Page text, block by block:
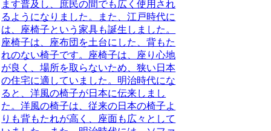
ます普及し、庶民の間でも広く使用され
るようになりました。また、江戸時代に
は、座椅子という家具も誕生しました。
座椅子は、座布団を土台にした、背もた
れのない椅子です。座椅子は、座り心地
が良く、場所を取らないため、狭い日本
の住宅に適していました。明治時代にな
ると、洋風の椅子が日本に伝来しまし
た。洋風の椅子は、従来の日本の椅子よ
りも背もたれが高く、座面も広々として